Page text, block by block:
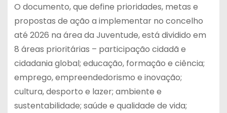
O documento, que define prioridades, metas e
propostas de ação a implementar no concelho
até 2026 na área da Juventude, está dividido em
8 áreas prioritárias – participação cidadã e
cidadania global; educação, formação e ciência;
emprego, empreendedorismo e inovação;
cultura, desporto e lazer; ambiente e
sustentabilidade; saúde e qualidade de vida;